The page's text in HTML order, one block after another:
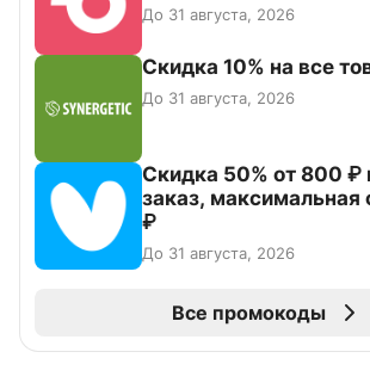
До 31 августа, 2026
Скидка 10% на все
До 31 августа, 2026
Скидка 50% от 800 ₽
заказ, максимальная
₽
До 31 августа, 2026
Все промокоды